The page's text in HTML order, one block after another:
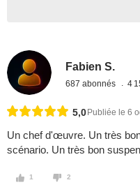
Fabien S.
687 abonnés 4
5,0 Publiée le 6
Un chef d'œuvre. Un très
scénario. Un très bon
1 2